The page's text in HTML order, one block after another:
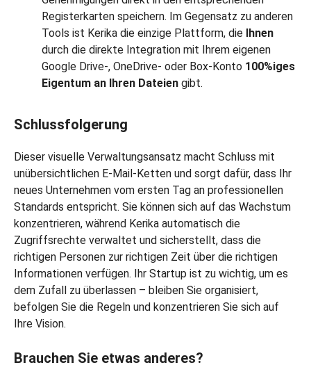
Registerkarten speichern. Im Gegensatz zu anderen
Tools ist Kerika die einzige Plattform, die Ihnen
durch die direkte Integration mit Ihrem eigenen
Google Drive-, OneDrive- oder Box-Konto 100%iges
Eigentum an Ihren Dateien gibt.
Schlussfolgerung
Dieser visuelle Verwaltungsansatz macht Schluss mit
unübersichtlichen E-Mail-Ketten und sorgt dafür, dass Ihr
neues Unternehmen vom ersten Tag an professionellen
Standards entspricht. Sie können sich auf das Wachstum
konzentrieren, während Kerika automatisch die
Zugriffsrechte verwaltet und sicherstellt, dass die
richtigen Personen zur richtigen Zeit über die richtigen
Informationen verfügen. Ihr Startup ist zu wichtig, um es
dem Zufall zu überlassen – bleiben Sie organisiert,
befolgen Sie die Regeln und konzentrieren Sie sich auf
Ihre Vision.
Brauchen Sie etwas anderes?